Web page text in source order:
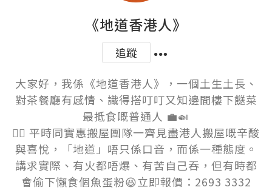
《地道香港人》
追蹤
大家好，我係《地道香港人》，一個土生土長、
對茶餐廳有感情、識得搭叮叮又知邊間樓下餸菜
最抵食嘅普通人 💼🍛
👷‍♂️ 平時同實惠搬屋團隊一齊見盡港人搬屋嘅辛酸
與喜悅，「地道」唔只係口音，而係一種態度。
講求實際、有火都唔爆、有苦自己吞，但有時都
會偷下懶食個魚蛋粉😆立即報價：2693 3332